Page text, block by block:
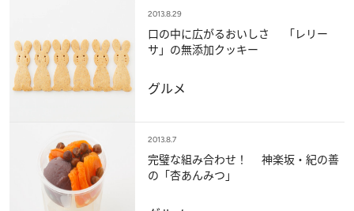
2013.8.29
口の中に広がるおいしさ 「レリー
サ」の無添加クッキー
グルメ
2013.8.7
完璧な組み合わせ！ 神楽坂・紀の善
の「杏あんみつ」